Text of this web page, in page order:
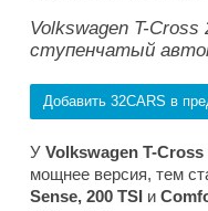
Volkswagen T-
ступенчатый
Добавить 32CARS в
У Volkswagen T-Cross
мощнее версия, тем
Sense, 200 TSI и